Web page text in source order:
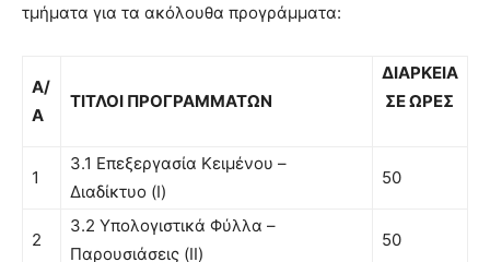
τμήματα για τα ακόλουθα προγράμματα:
Α/
Α
ΤΙΤΛΟΙ ΠΡΟΓΡΑΜΜΑΤΩΝ
ΔΙΑΡΚΕΙΑ
ΣΕ ΩΡΕΣ
1
3.1 Επεξεργασία Κειμένου –
Διαδίκτυο (Ι)
50
2
3.2 Υπολογιστικά Φύλλα –
Παρουσιάσεις (ΙΙ)
50